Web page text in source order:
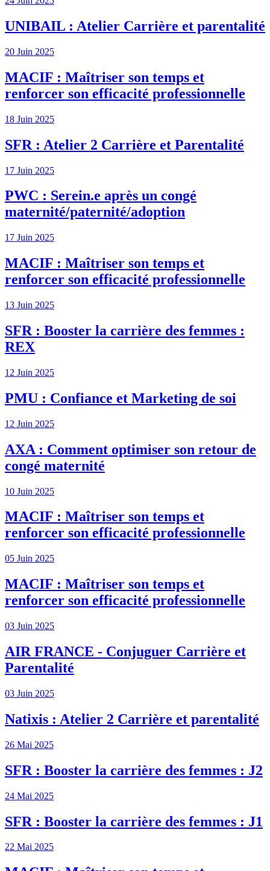
UNIBAIL : Atelier Carrière et parentalité
20 Juin 2025
MACIF : Maîtriser son temps et
renforcer son efficacité professionnelle
18 Juin 2025
SFR : Atelier 2 Carrière et Parentalité
17 Juin 2025
PWC : Serein.e après un congé
maternité/paternité/adoption
17 Juin 2025
MACIF : Maîtriser son temps et
renforcer son efficacité professionnelle
13 Juin 2025
SFR : Booster la carrière des femmes :
REX
12 Juin 2025
PMU : Confiance et Marketing de soi
12 Juin 2025
AXA : Comment optimiser son retour de
congé maternité
10 Juin 2025
MACIF : Maîtriser son temps et
renforcer son efficacité professionnelle
05 Juin 2025
MACIF : Maîtriser son temps et
renforcer son efficacité professionnelle
03 Juin 2025
AIR FRANCE - Conjuguer Carrière et
Parentalité
03 Juin 2025
Natixis : Atelier 2 Carrière et parentalité
26 Mai 2025
SFR : Booster la carrière des femmes : J2
24 Mai 2025
SFR : Booster la carrière des femmes : J1
22 Mai 2025